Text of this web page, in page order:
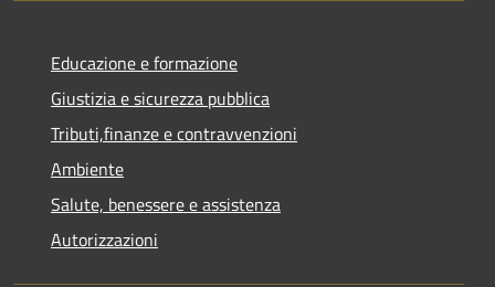
Educazione e formazione
Giustizia e sicurezza pubblica
Tributi,finanze e contravvenzioni
Ambiente
Salute, benessere e assistenza
Autorizzazioni